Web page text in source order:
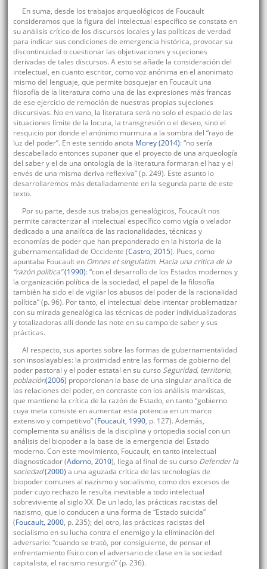
En suma, desde los trabajos arqueológicos de Foucault
consideramos que la figura del intelectual específico se constata en
su análisis crítico de los discursos locales y las políticas de verdad
para indicar sus condiciones de emergencia histórica, provocar su
discontinuidad o cuestionar las objetivaciones y sujeciones
derivadas de tales discursos. A esto se añade la consideración del
intelectual, en cuanto escritor, como voz anónima en el anonimato
mismo del lenguaje, que permite bosquejar en Foucault una
filosofía de la literatura como una de las expresiones más francas
de ese ejercicio de remoción de nuestras propias sujeciones
discursivas. No en vano, la literatura será no solo el espacio de las
situaciones límite de la locura, la transgresión o el deseo, sino el
resquicio por donde el anónimo murmura a la sombra del “rayo de
luz del poder”. En este sentido anota Morey (2014): “no sería
descabellado entonces suponer que el proyecto de una arqueología
del saber y el de una ontología de la literatura formaran el haz y el
envés de una misma deriva reflexiva” (p. 249). Este asunto lo
desarrollaremos más detalladamente en la segunda parte de este
texto.
Por su parte, desde sus trabajos genealógicos, Foucault nos
permite caracterizar al intelectual específico como vigía o velador
dedicado a una analítica de las racionalidades, técnicas y
economías de poder que han preponderado en la historia de la
gubernamentalidad de Occidente (Castro, 2015). Pues, como
apuntaba Foucault en Omnes et singulatim. Hacia una crítica de la
“razón política”(1990): “con el desarrollo de los Estados modernos y
la organización política de la sociedad, el papel de la filosofía
también ha sido el de vigilar los abusos del poder de la racionalidad
política” (p. 96). Por tanto, el intelectual debe intentar problematizar
con su mirada genealógica las técnicas de poder individualizadoras
y totalizadoras allí donde las note en su campo de saber y sus
prácticas.
Al respecto, sus aportes sobre las formas de gubernamentalidad
son insoslayables: la proximidad entre las formas de gobierno del
poder pastoral y el poder estatal en su curso Seguridad, territorio,
población(2006) proporcionan la base de una singular analítica de
las relaciones del poder, en contraste con los análisis marxistas,
que mantiene la crítica de la razón de Estado, en tanto “gobierno
cuya meta consiste en aumentar esta potencia en un marco
extensivo y competitivo” (Foucault, 1990, p. 127). Además,
complementa su análisis de la disciplina y ortopedia social con un
análisis del biopoder a la base de la emergencia del Estado
moderno. Con este movimiento, Foucault, en tanto intelectual
diagnosticador (Adorno, 2010), llega al final de su curso Defender la
sociedad(2000) a una aguzada crítica de las tecnologías de
biopoder comunes al nazismo y socialismo, como dos excesos de
poder cuyo rechazo le resulta inevitable a todo intelectual
sobreviviente al siglo XX. De un lado, las prácticas racistas del
nazismo, que lo conducen a una forma de “Estado suicida”
(Foucault, 2000, p. 235); del otro, las prácticas racistas del
socialismo en su lucha contra el enemigo y la eliminación del
adversario: “cuando se trató, por consiguiente, de pensar el
enfrentamiento físico con el adversario de clase en la sociedad
capitalista, el racismo resurgió” (p. 236).